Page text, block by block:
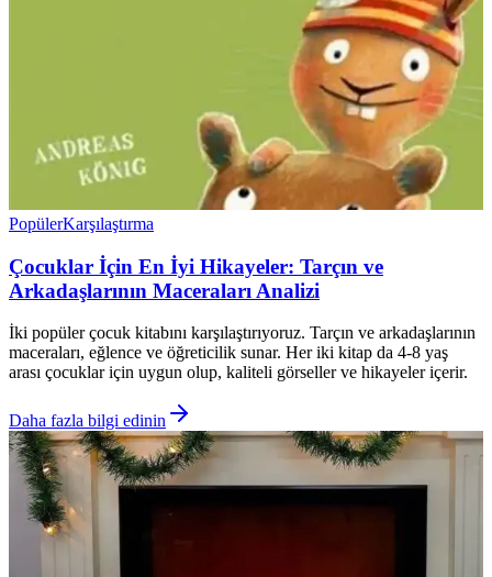
PopülerKarşılaştırma
Çocuklar İçin En İyi Hikayeler: Tarçın ve
Arkadaşlarının Maceraları Analizi
İki popüler çocuk kitabını karşılaştırıyoruz. Tarçın ve arkadaşlarının
maceraları, eğlence ve öğreticilik sunar. Her iki kitap da 4-8 yaş
arası çocuklar için uygun olup, kaliteli görseller ve hikayeler içerir.
Daha fazla bilgi edinin